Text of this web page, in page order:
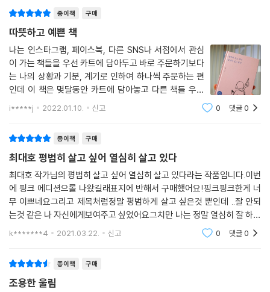
일상의 소소한 행복이 생각나서 웃음 지어지는 그림이 있다.
이번 책에는 보통의 일상에서 마주하는 고민, 찾으면 누릴 수 있는 소소한
행복을 심플하고 볼드한 그림체로 풀어냈다. 그래서 보고 있으면 고민과
걱정으로 복잡한 마음이 담백해진다.
종이책 구매
따뜻하고 예쁜 책
나는 인스타그램, 페이스북, 다른 SNS나 서점에서 관심
이 가는 책들을 우선 카트에 담아두고 바로 주문하기보다
는 나의 상황과 기분, 계기로 인하여 하나씩 주문하는 편
인데 이 책은 몇달동안 카트에 담아놓고 다른 책들 우선
주문하느라 계속 미뤄두었던 책이었다.작가님이 남자분
이라는 약간의 편견에 비해 문장 하나하나가 너무 따뜻하
i*****j 2022.01.10. 신고 0 댓글0
종이책 구매
최대호 평범히 살고 싶어 열심히 살고 있다
최대호 작가님의 평범히 살고 싶어 열심히 살고 있다라는 작품입니다.이번
에 핑크 에디션으롤 나왔길래표지에 반해서 구매했어요!핑크핑크한게 너
무 이쁘네요그리고 제목처럼정말 평범하게 살고 싶은것 뿐인데 ..잘 안되
는것 같은 나 자신에게보여주고 싶었어요그치만 나는 정말 열심히 잘 하고
있다는걸 느끼고 싶었구요글을 보면서 여러 생각을 하고많은것을 느낄수
k*******4 2021.03.22. 신고 0 댓글0
종이책 구매
조용한 울림